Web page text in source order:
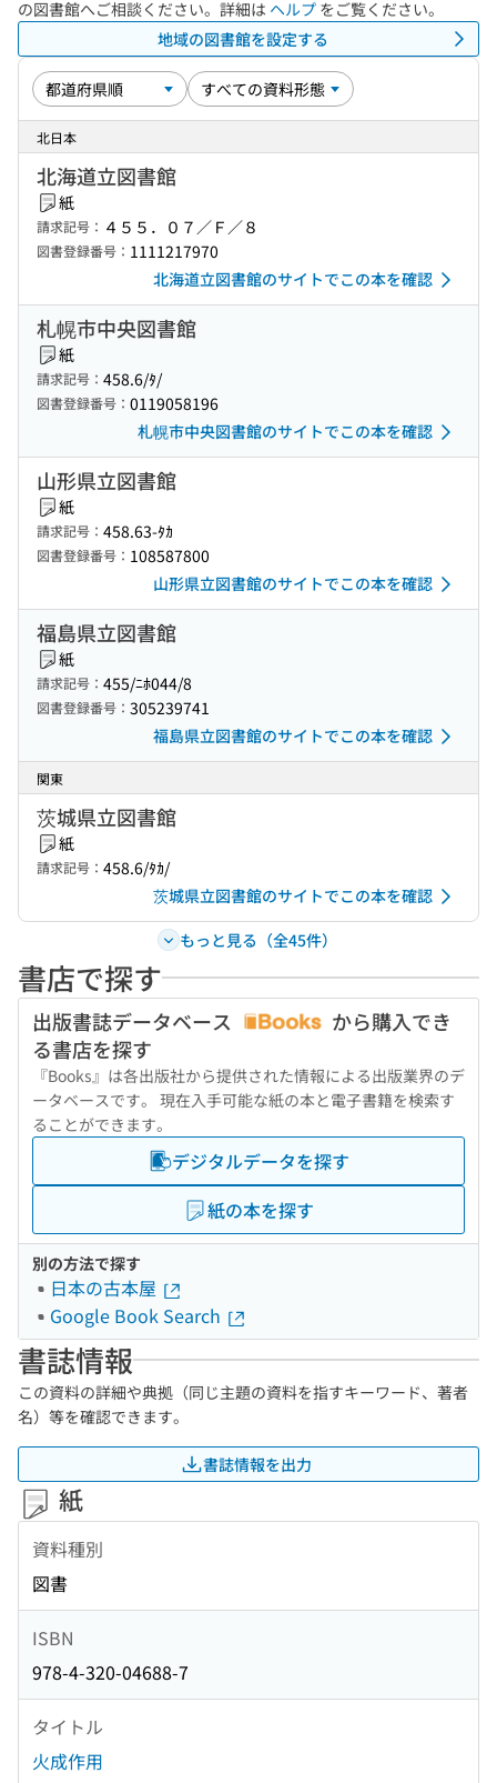
の図書館へご相談ください。詳細は ヘルプ をご覧ください。
地域の図書館を設定する
北日本
北海道立図書館
紙
請求記号： ４５５．０７／Ｆ／８
図書登録番号： 1111217970
北海道立図書館のサイトでこの本を確認
札幌市中央図書館
紙
請求記号： 458.6/ﾀ/
図書登録番号： 0119058196
札幌市中央図書館のサイトでこの本を確認
山形県立図書館
紙
請求記号： 458.63-ﾀｶ
図書登録番号： 108587800
山形県立図書館のサイトでこの本を確認
福島県立図書館
紙
請求記号： 455/ﾆﾎ044/8
図書登録番号： 305239741
福島県立図書館のサイトでこの本を確認
関東
茨城県立図書館
紙
請求記号： 458.6/ﾀｶ/
茨城県立図書館のサイトでこの本を確認
もっと見る（全45件）
書店で探す
出版書誌データベース
から購入でき
る書店を探す
『Books』は各出版社から提供された情報による出版業界のデ
ータベースです。 現在入手可能な紙の本と電子書籍を検索す
ることができます。
デジタルデータを探す
紙の本を探す
別の方法で探す
日本の古本屋
Google Book Search
書誌情報
この資料の詳細や典拠（同じ主題の資料を指すキーワード、著者
名）等を確認できます。
書誌情報を出力
紙
資料種別
図書
ISBN
978-4-320-04688-7
タイトル
火成作用